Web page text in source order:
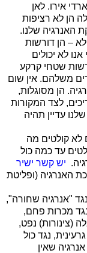
אירו. לאן
הן לא רציפות
האנרגיה שלנו.
לא – הן דורשות
כי אנו לא יכולים
שטחי קרקע
משלהם. אין שום
הן מסוגלות,
לצד המקורות
עדיין תהיה
לא קולטים מה
עד כמה כול
יש קשר ישיר
האנרגיה (ופליטת
"אנרגיה שחורה",
מכרות פחם,
(צינורות) נפט,
נגד כול
שאין